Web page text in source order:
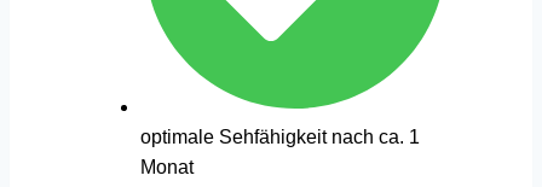
optimale Sehfähigkeit nach ca. 1
Monat